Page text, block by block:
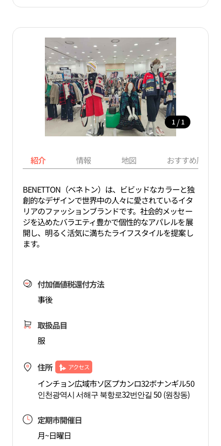
1 / 1
紹介 情報 地図 おすすめ周辺
BENETTON（ベネトン）は、ビビッドなカラーと独
創的なデザインで世界中の人々に愛されているイタ
リアのファッションブランドです。社会的メッセー
ジを込めたバラエティ豊かで個性的なアパレルを展
開し、明るく活気に満ちたライフスタイルを提案し
ます。
付加価値税還付方法
事後
取扱品目
服
住所 アクセス
インチョン広域市ソ区プカンロ32ボナンギル50
인천광역시 서해구 북항로32번안길 50 (원창동)
定期市開催日
月~日曜日